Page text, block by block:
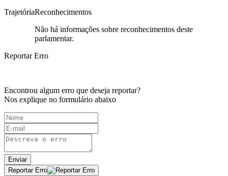
TrajetóriaReconhecimentos
Não há informações sobre reconhecimentos deste
parlamentar.
Reportar Erro
Encontrou algum erro que deseja reportar?
Nos explique no formulário abaixo
Enviar
Reportar Erro